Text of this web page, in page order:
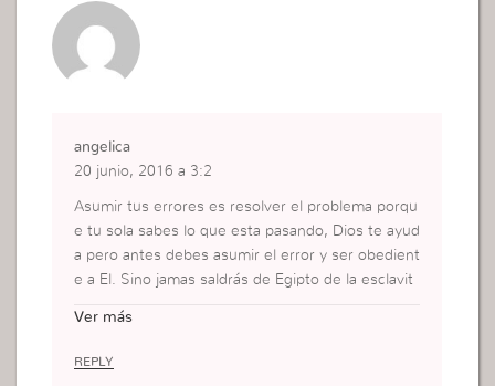
angelica
20 junio, 2016 a 3:2
Asumir tus errores es resolver el problema porqu
e tu sola sabes lo que esta pasando, Dios te ayud
a pero antes debes asumir el error y ser obedient
e a El. Sino jamas saldrás de Egipto de la esclavit
Ver más
REPLY